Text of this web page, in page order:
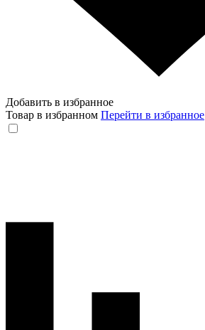
Добавить в избранное
Товар в избранном Перейти в избранное